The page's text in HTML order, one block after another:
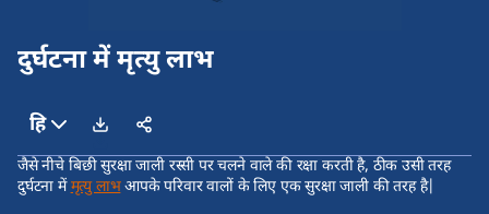
दुर्घटना में मृत्यु लाभ
हि
जैसे नीचे बिछी सुरक्षा जाली रस्सी पर चलने वाले की रक्षा करती है, ठीक उसी तरह
दुर्घटना मेंमृत्यु लाभआपके परिवार वालों के लिए एक सुरक्षा जाली की तरह है|